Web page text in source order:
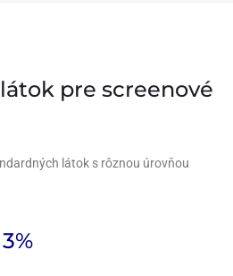
látok pre screenové
látok s rôznou úrovňou